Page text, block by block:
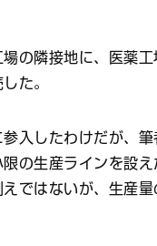
の隣接地に、医薬
た。
入したわけだが、
の生産ラインを設
ではないが、生産